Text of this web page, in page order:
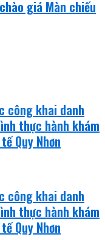
giá Màn chiếu
công khai danh
thực hành khám
Quy Nhơn
công khai danh
thực hành khám
Quy Nhơn